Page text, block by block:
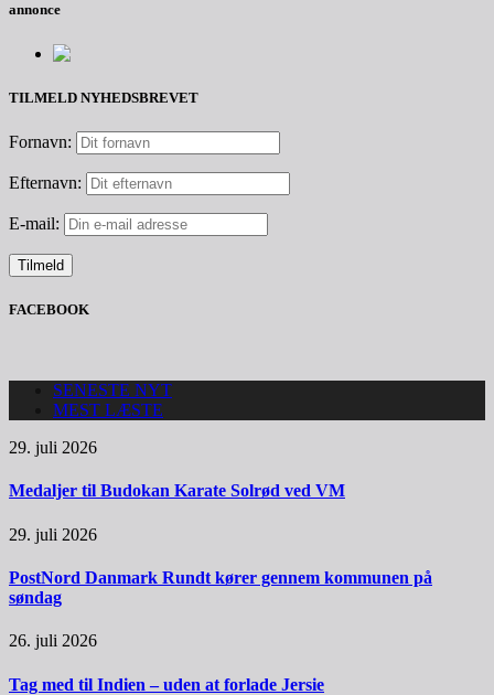
annonce
TILMELD NYHEDSBREVET
Fornavn:
Efternavn:
E-mail:
FACEBOOK
SENESTE NYT
MEST LÆSTE
29. juli 2026
Medaljer til Budokan Karate Solrød ved VM
29. juli 2026
PostNord Danmark Rundt kører gennem kommunen på
søndag
26. juli 2026
Tag med til Indien – uden at forlade Jersie